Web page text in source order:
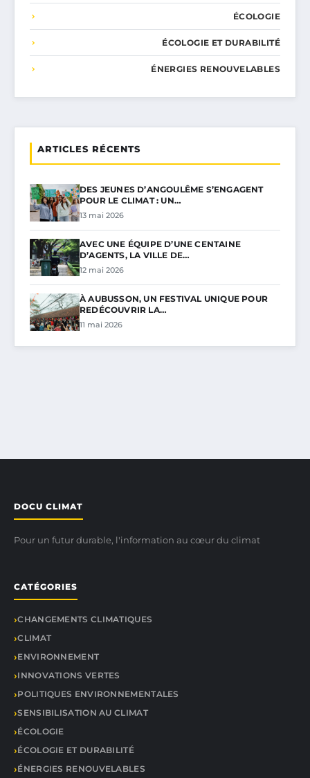
ÉCOLOGIE
ÉCOLOGIE ET DURABILITÉ
ÉNERGIES RENOUVELABLES
ARTICLES RÉCENTS
DES JEUNES D’ANGOULÊME S’ENGAGENT
POUR LE CLIMAT : UN…
13 mai 2026
AVEC UNE ÉQUIPE D’UNE CENTAINE
D’AGENTS, LA VILLE DE…
12 mai 2026
À AUBUSSON, UN FESTIVAL UNIQUE POUR
REDÉCOUVRIR LA…
11 mai 2026
DOCU CLIMAT
Pour un futur durable, l'information au cœur du climat
CATÉGORIES
CHANGEMENTS CLIMATIQUES
CLIMAT
ENVIRONNEMENT
INNOVATIONS VERTES
POLITIQUES ENVIRONNEMENTALES
SENSIBILISATION AU CLIMAT
ÉCOLOGIE
ÉCOLOGIE ET DURABILITÉ
ÉNERGIES RENOUVELABLES